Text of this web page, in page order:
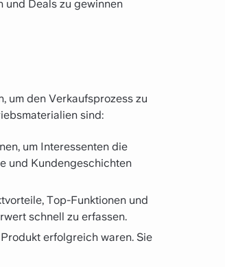
und Deals zu gewinnen
um den Verkaufsprozess zu
sind:
um Interessenten die
und Kundengeschichten
Top-Funktionen und
schnell zu erfassen.
erfolgreich waren. Sie